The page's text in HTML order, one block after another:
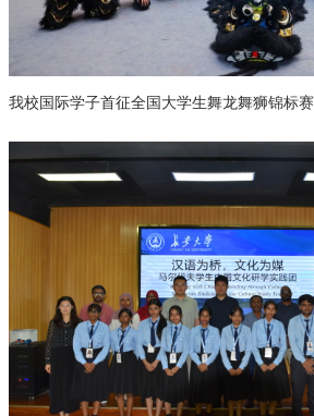
我校国际学子首征全国大学生舞龙舞狮锦标